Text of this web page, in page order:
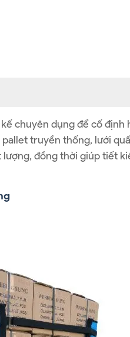
chuyên dụng để cố
truyền thống, lưới
đồng thời giúp tiết